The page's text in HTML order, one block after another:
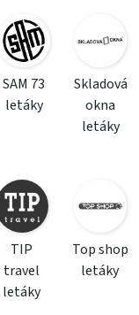
SAM 73
letáky
Skladová
okna
letáky
TIP
travel
letáky
Top shop
letáky